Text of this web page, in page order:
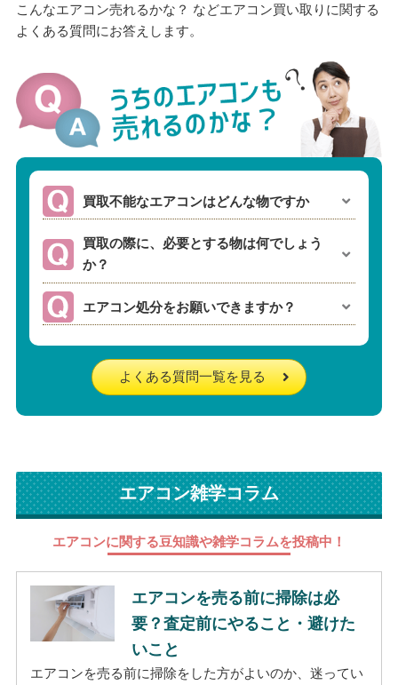
こんなエアコン売れるかな？ などエアコン買い取りに関する
よくある質問にお答えします。
買取不能なエアコンはどんな物ですか
買取の際に、必要とする物は何でしょう
か？
エアコン処分をお願いできますか？
よくある質問一覧を見る
エアコン雑学コラム
エアコンに関する豆知識や雑学コラムを投稿中！
エアコンを売る前に掃除は必
要？査定前にやること・避けた
いこと
エアコンを売る前に掃除をした方がよいのか、迷ってい